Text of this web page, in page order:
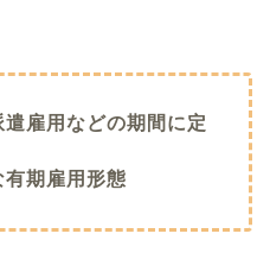
雇用などの期間に定
期雇用形態